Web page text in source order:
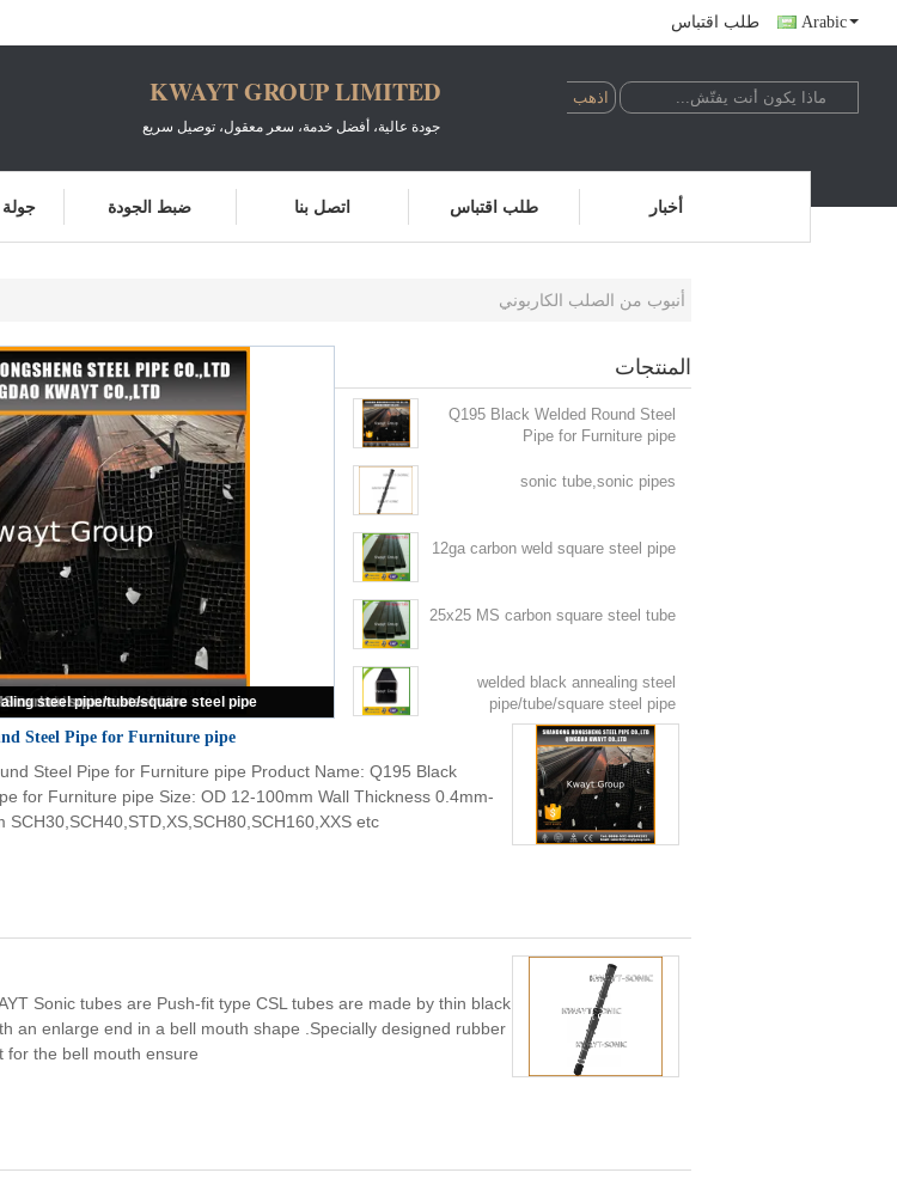
طلب اقتباس Arabic
KWAYT GROUP LIMITED
جودة عالية، أفضل خدمة، سعر معقول، توصيل سريع
ضبط الجودة اتصل بنا طلب اقتباس أخبار
أنبوب من الصلب الكاربوني
Round Steel Pipe for Furniture pipe
tube,sonic pipes
weld square steel pipe
carbon square steel tube
steel pipe/tube/square steel pipe
المنتجات
Q195 Black Welded Round Steel
Pipe for Furniture pipe
sonic tube,sonic pipes
12ga carbon weld square steel pipe
25x25 MS carbon square steel tube
welded black annealing steel
pipe/tube/square steel pipe
أنبوب من الصلب الكاربوني
Steel Pipe for Furniture pipe
Steel Pipe for Furniture pipe Product Name: Q195 Black
for Furniture pipe Size: OD 12-100mm Wall Thickness 0.4mm-
SCH30,SCH40,STD,XS,SCH80,SCH160,XXS etc. ...
Sonic tubes are Push-fit type CSL tubes are made by thin black
an enlarge end in a bell mouth shape .Specially designed rubber
for the bell mouth ensure ...